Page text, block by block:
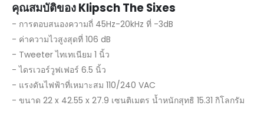
คุณสมบัติของ Klipsch The Sixes
- การตอบสนองความถี่ 45Hz-20kHz ที่ -3dB
- ค่าความไวสูงสุดที่ 106 dB
- Tweeter ไทเทเนียม 1 นิ้ว
- ไดรเวอร์วูฟเฟอร์ 6.5 นิ้ว
- แรงดันไฟฟ้าที่เหมาะสม 110/240 VAC
- ขนาด 22 x 42.55 x 27.9 เซนติเมตร น้ำหนักสุทธิ 15.31 กิโลกรัม